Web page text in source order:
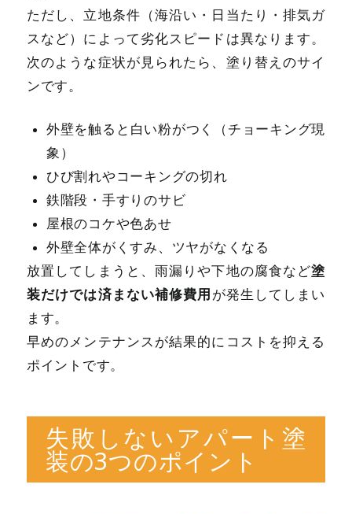
ただし、立地条件（海沿い・日当たり・排気ガ
スなど）によって劣化スピードは異なります。
次のような症状が見られたら、塗り替えのサイ
ンです。
外壁を触ると白い粉がつく（チョーキング現
象）
ひび割れやコーキングの切れ
鉄階段・手すりのサビ
屋根のコケや色あせ
外壁全体がくすみ、ツヤがなくなる
放置してしまうと、雨漏りや下地の腐食など塗
装だけでは済まない補修費用 が発生してしまい
ます。
早めのメンテナンスが結果的にコストを抑える
ポイントです。
失敗しないアパート塗
装の3つのポイント